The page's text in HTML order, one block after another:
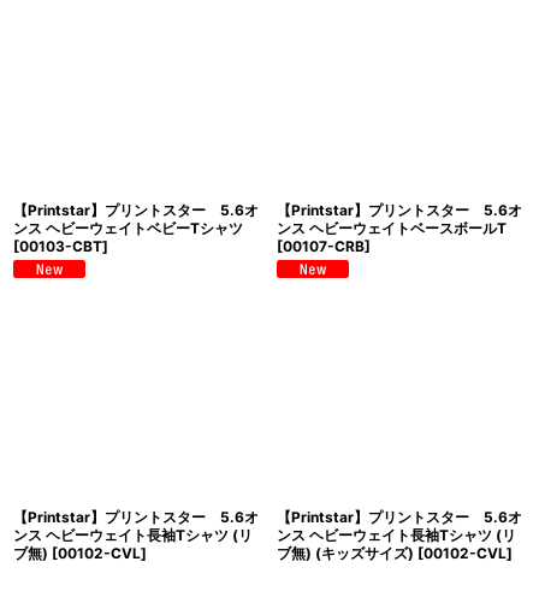
【Printstar】プリントスター 5.6オ
ンス ヘビーウェイトベビーTシャツ
[00103-CBT]
【Printstar】プリントスター 5.6オ
ンス ヘビーウェイトベースボールT
[00107-CRB]
【Printstar】プリントスター 5.6オ
ンス ヘビーウェイト長袖Tシャツ (リ
ブ無) [00102-CVL]
【Printstar】プリントスター 5.6オ
ンス ヘビーウェイト長袖Tシャツ (リ
ブ無) (キッズサイズ) [00102-CVL]